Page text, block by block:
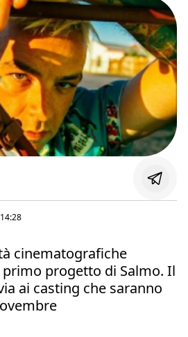
14:28
cinematografiche
progetto di Salmo. Il
ai casting che saranno